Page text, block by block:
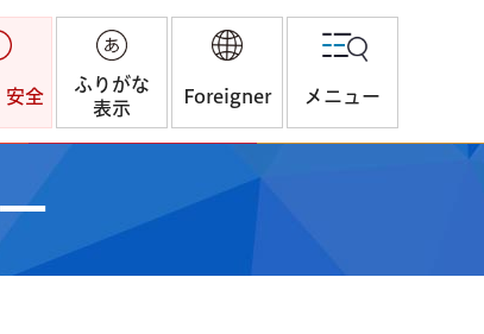
安全
ふりがな
表示
Foreigner メニュー